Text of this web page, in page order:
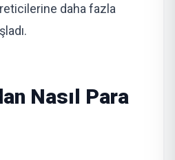
daha fazla
Nasıl Para